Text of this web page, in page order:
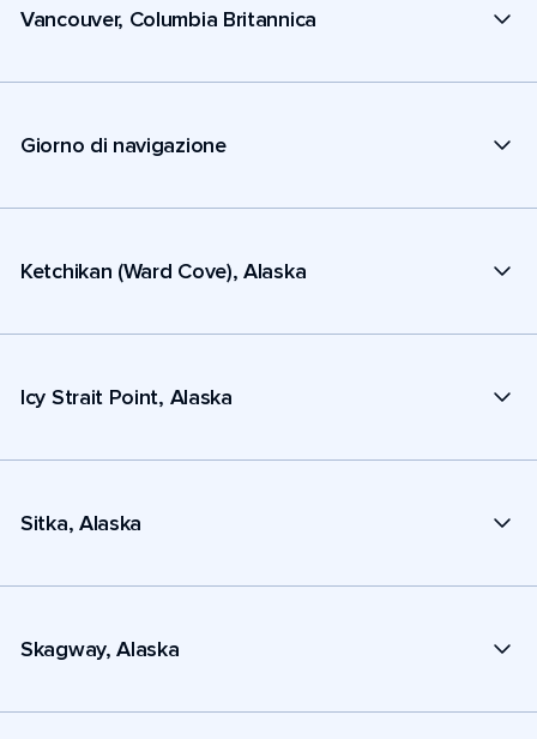
Vancouver, Columbia Britannica
Giorno di navigazione
Ketchikan (Ward Cove), Alaska
Icy Strait Point, Alaska
Sitka, Alaska
Skagway, Alaska